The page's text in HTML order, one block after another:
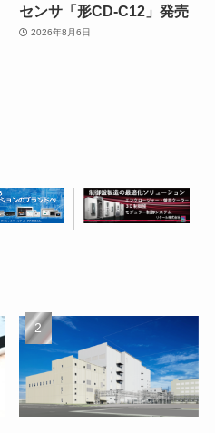
センサ「形CD-C12」発売
2026年8月6日